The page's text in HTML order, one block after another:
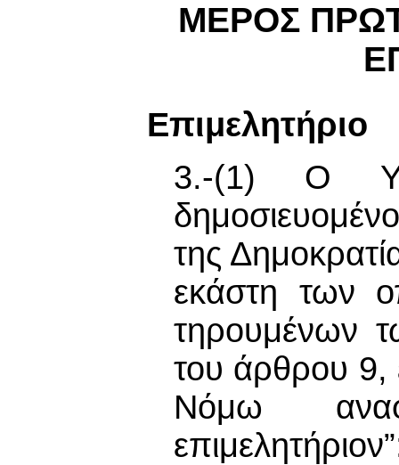
ΜΕΡΟΣ
Επιμελητήριο
3.-(1) Ο
της
εκάστη των
τηρουμένων
του άρθρου 9,
Νόμω